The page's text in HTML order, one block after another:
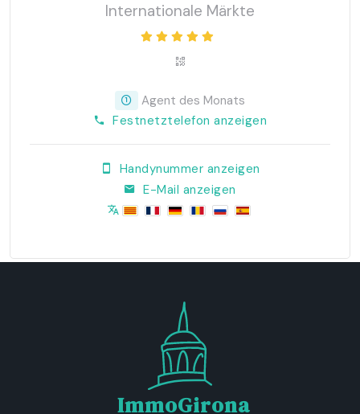
Internationale Märkte
Agent des Monats
Festnetztelefon anzeigen
Handynummer anzeigen
E-Mail anzeigen
ImmoGirona